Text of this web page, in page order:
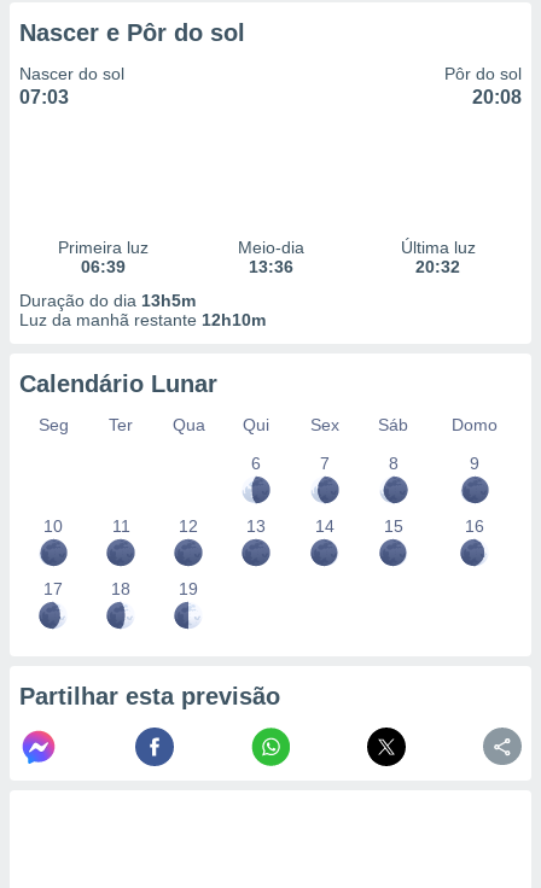
Nascer e Pôr do sol
Nascer do sol
07:03
Pôr do sol
20:08
Primeira luz
06:39
Meio-dia
13:36
Última luz
20:32
Duração do dia 13h5m
Luz da manhã restante 12h10m
Calendário Lunar
Seg Ter Qua Qui Sex Sáb
Domo
6
7 8 9
10 11 12 13 14 15 16
17 18 19
Partilhar esta previsão